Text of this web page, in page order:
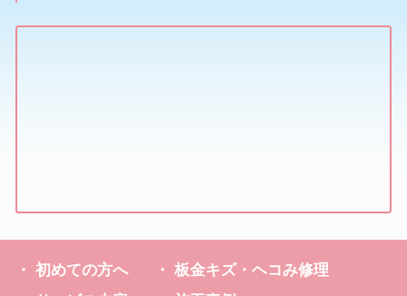
初めての方へ
板金キズ・ヘコみ修理